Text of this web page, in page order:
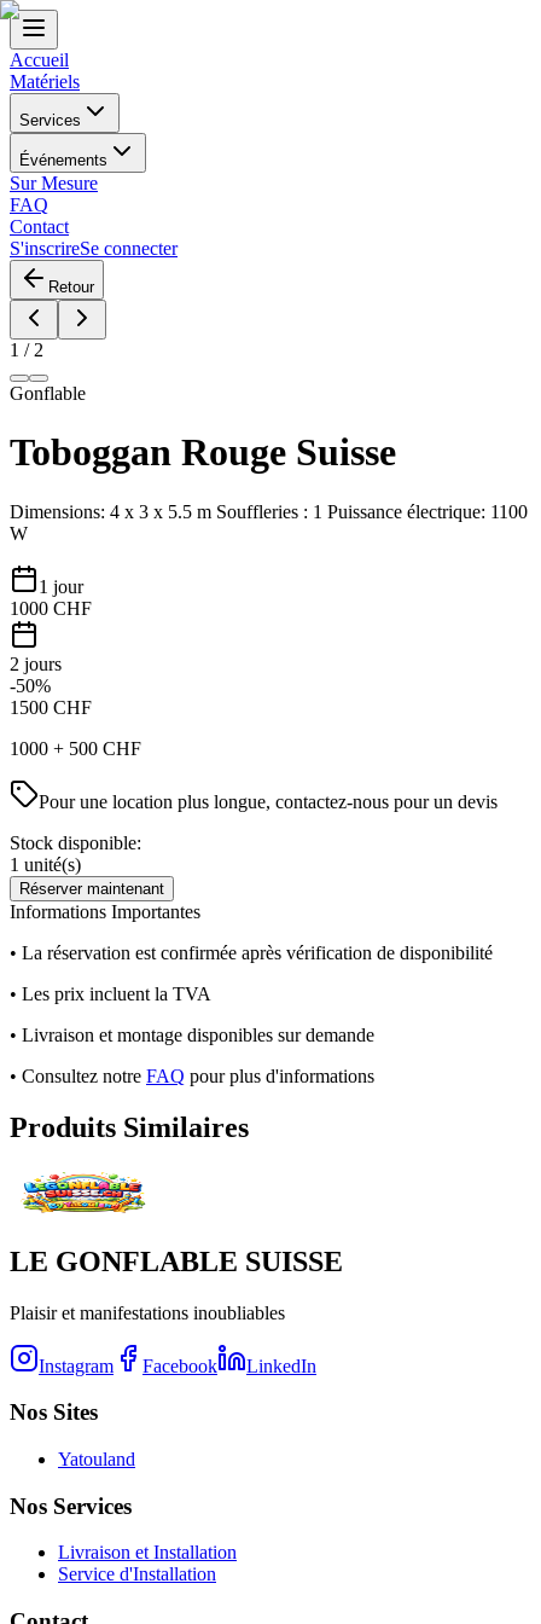
Accueil
Matériels
Services
Événements
Sur Mesure
FAQ
Contact
S'inscrireSe connecter
Retour
1 / 2
Gonflable
Toboggan Rouge Suisse
Dimensions: 4 x 3 x 5.5 m Souffleries : 1 Puissance électrique: 1100
W
1 jour
1000 CHF
2 jours
-50%
1500 CHF
1000 + 500 CHF
Pour une location plus longue, contactez-nous pour un devis
Stock disponible:
1 unité(s)
Réserver maintenant
Informations Importantes
• La réservation est confirmée après vérification de disponibilité
• Les prix incluent la TVA
• Livraison et montage disponibles sur demande
• Consultez notre FAQ pour plus d'informations
Produits Similaires
LE GONFLABLE SUISSE
Plaisir et manifestations inoubliables
Instagram Facebook LinkedIn
Nos Sites
Yatouland
Nos Services
Livraison et Installation
Service d'Installation